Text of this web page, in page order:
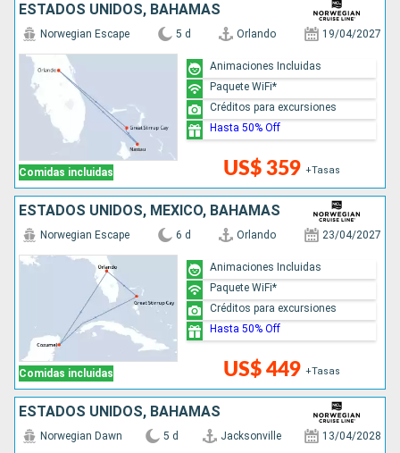
ESTADOS UNIDOS, BAHAMAS
Comidas incluidas
Norwegian Escape 5 d Orlando 19/04/2027
US$ 359 +Tasas
Animaciones Incluidas
Paquete WiFi*
Créditos para excursiones
Hasta 50% Off
ESTADOS UNIDOS, MÉXICO, BAHAMAS
Comidas incluidas
Norwegian Escape 6 d Orlando 23/04/2027
US$ 449 +Tasas
Animaciones Incluidas
Paquete WiFi*
Créditos para excursiones
Hasta 50% Off
ESTADOS UNIDOS, BAHAMAS
Norwegian Dawn 5 d Jacksonville 13/04/2028